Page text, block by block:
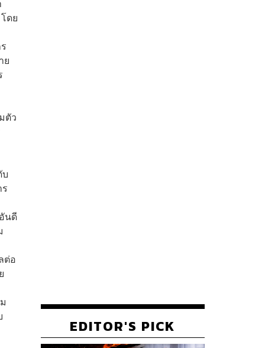
ดย
ย
ตัว
นดี
ต่อ
EDITOR'S PICK